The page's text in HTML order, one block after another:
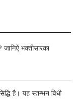
भक्तीसारका
है। यह स्तम्भन विधी